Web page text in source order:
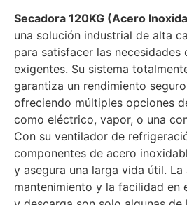
Secadora 120KG (Acero
una solución industrial de alta
para satisfacer las necesidades
exigentes. Su sistema
garantiza un rendimiento
ofreciendo múltiples opciones
como eléctrico, vapor, o una
Con su ventilador de
componentes de acero
y asegura una larga vida útil.
mantenimiento y la facilidad en